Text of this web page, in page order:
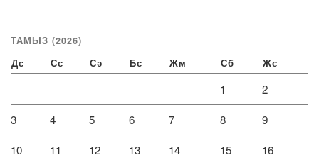
ТАМЫЗ (2026)
Дс Сс Сә Бс Жм Сб Жс
1 2
3 4 5 6 7 8 9
10 11 12 13 14 15 16